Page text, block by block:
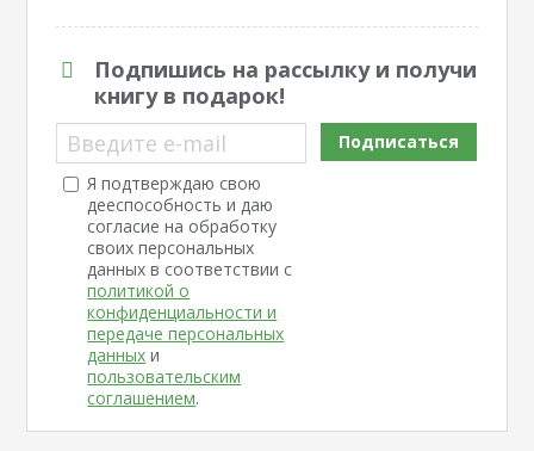
Подпишись на рассылку и получи
книгу в подарок!
Введите e-mail
Я подтверждаю свою
дееспособность и даю
согласие на обработку
своих персональных
данных в соответствии с
политикой о
конфиденциальности и
передаче персональных
данных и
пользовательским
соглашением.
Подписаться